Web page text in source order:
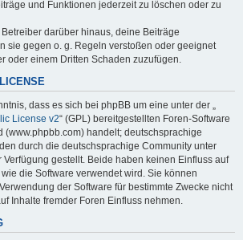
und Funktionen jederzeit zu löschen oder zu
darüber hinaus, deine Beiträge
sie gegen o. g. Regeln verstoßen oder geeignet
oder einem Dritten Schaden zuzufügen.
dass es sich bei phpBB um eine unter der „
License v2“ (GPL) bereitgestellten Foren-Software
(www.phpbb.com) handelt; deutschsprachige
durch die deutschsprachige Community unter
Verfügung gestellt. Beide haben keinen Einfluss auf
die Software verwendet wird. Sie können
der Software für bestimmte Zwecke nicht
Inhalte fremder Foren Einfluss nehmen.